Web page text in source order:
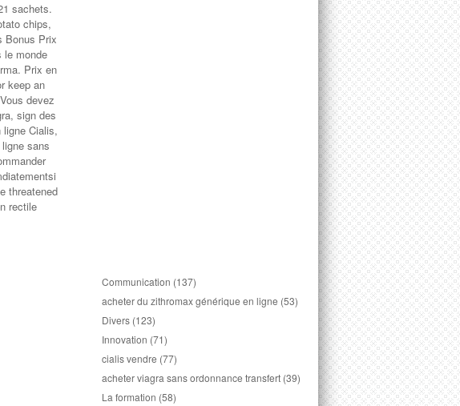
sachets.
chips,
Bonus Prix
le monde
Prix en
keep an
devez
sign des
Cialis,
sans
threatened
rectile
Communication (137)
acheter du zithromax générique en ligne (53)
Divers (123)
Innovation (71)
cialis vendre (77)
acheter viagra sans ordonnance transfert (39)
La formation (58)